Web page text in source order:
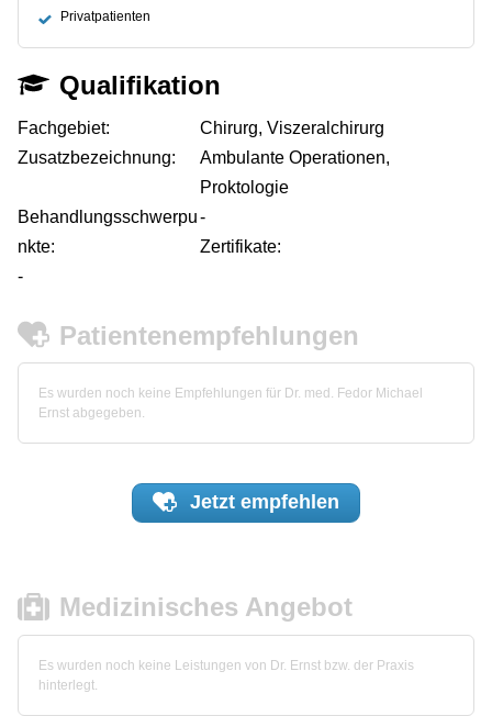
Privatpatienten
Qualifikation
Fachgebiet:
Chirurg, Viszeralchirurg
Zusatzbezeichnung:
Ambulante Operationen,
Proktologie
Behandlungsschwerpu
nkte:
-
Zertifikate:
-
Patientenempfehlungen
Es wurden noch keine Empfehlungen für Dr. med. Fedor Michael
Ernst abgegeben.
Jetzt empfehlen
Medizinisches Angebot
Es wurden noch keine Leistungen von Dr. Ernst bzw. der Praxis
hinterlegt.